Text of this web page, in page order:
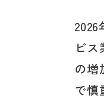
ビ
の増
で慎